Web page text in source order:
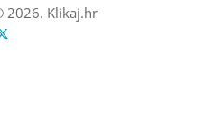
2026. Klikaj.hr